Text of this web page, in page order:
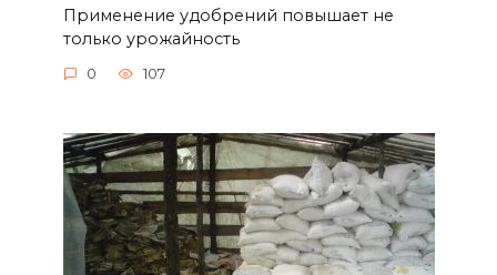
Применение удобрений повышает не
только урожайность
0 107